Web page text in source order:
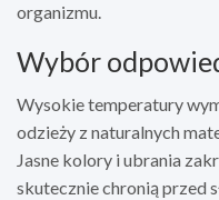
organizmu.
Wybór
Wysokie temperatury
odzieży z naturalnych
Jasne kolory i ubrania
skutecznie chronią przed